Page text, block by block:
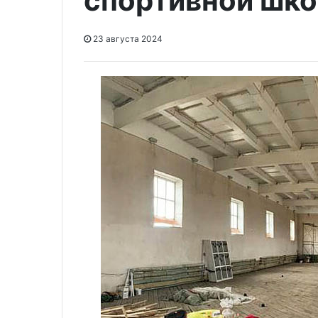
23 августа 2024